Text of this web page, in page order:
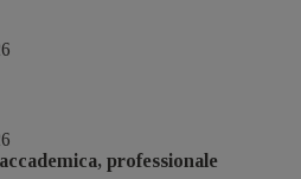
professionale